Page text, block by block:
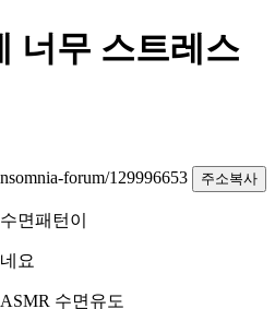
너무 스트레스
forum/129996653
주소복사
면패턴이
요
수면유도